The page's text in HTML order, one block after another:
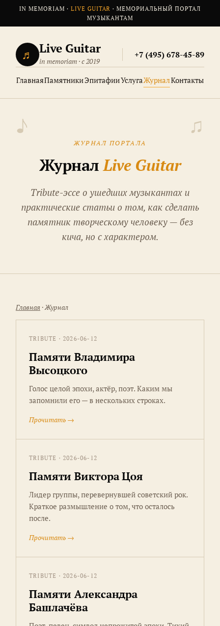
IN MEMORIAM · LIVE GUITAR · МЕМОРИАЛЬНЫЙ ПОРТАЛ
МУЗЫКАНТАМ
♬ Live Guitar
in memoriam · с 2019
ГлавнаяПамятникиЭпитафииУслугаЖурналКонтакты
+7 (495) 678-45-89
ЖУРНАЛ ПОРТАЛА
ЖурналLive Guitar
Tribute-эссе о ушедших музыкантах и
практические статьи о том, как сделать
памятник творческому человеку — без
кича, но с характером.
Главная · Журнал
TRIBUTE · 2026-06-12
Памяти Владимира
Высоцкого
Голос целой эпохи, актёр, поэт. Каким мы
запомнили его — в нескольких строках.
Прочитать →
TRIBUTE · 2026-06-12
Памяти Виктора Цоя
Лидер группы, перевернувшей советский рок.
Краткое размышление о том, что осталось
после.
Прочитать →
TRIBUTE · 2026-06-12
Памяти Александра
Башлачёва